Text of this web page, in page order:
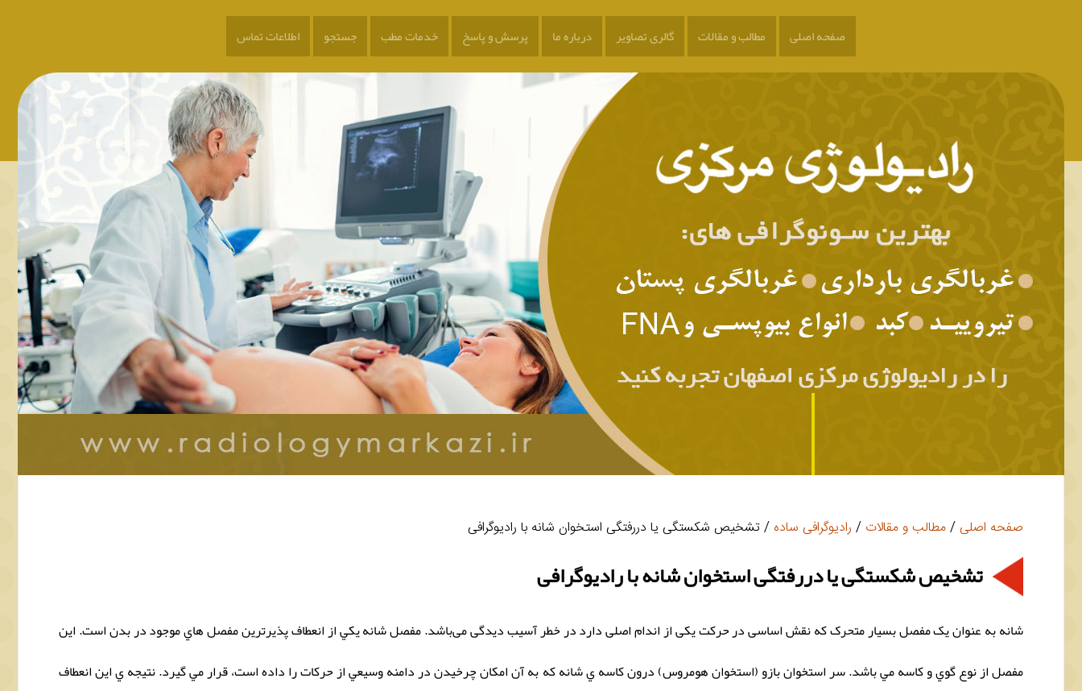
صفحه اصلی مطالب و مقالات گالری تصاویر درباره ما پرسش و پاسخ خدمات مطب جستجو اطلاعات تماس
صفحه اصلی / مطالب و مقالات / رادیوگرافی ساده / تشخیص شکستگی یا دررفتگی استخوان شانه با رادیوگرافی
تشخیص شکستگی یا دررفتگی استخوان شانه با رادیوگرافی
شانه به عنوان یک مفصل بسیار متحرک که نقش اساسی در حرکت یکی از اندام اصلی دارد در خطر آسیب دیدگی می‌باشد. مفصل شانه يكي از انعطاف پذيرترين مفصل هاي موجود در بدن است. اين
مفصل از نوع گوي و كاسه مي باشد. سر استخوان بازو (استخوان هومروس) درون كاسه ي شانه كه به آن امكان چرخيدن در دامنه وسيعي از حركات را داده است، قرار مي گيرد. نتيجه ي اين انعطاف